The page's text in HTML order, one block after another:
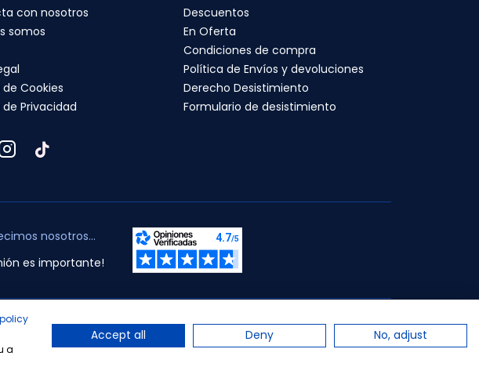
con nosotros
somos
Cookies
Privacidad
Descuentos
En Oferta
Condiciones de compra
Política de Envíos y devoluciones
Derecho Desistimiento
Formulario de desistimiento
nosotros...
es importante!
los derechos reservados.
a
Accept all Deny No, adjust